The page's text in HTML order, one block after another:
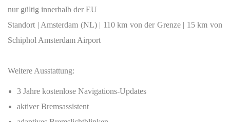
nur gültig innerhalb der EU
Standort | Amsterdam (NL) | 110 km von der Grenze | 15 km von
Schiphol Amsterdam Airport
Weitere Ausstattung:
3 Jahre kostenlose Navigations-Updates
aktiver Bremsassistent